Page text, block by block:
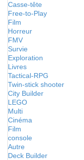
Casse-tête
Free-to-Play
Film
Horreur
FMV
Survie
Exploration
Livres
Tactical-RPG
Twin-stick shooter
City Builder
LEGO
Multi
Cinéma
Film
console
Autre
Deck Builder